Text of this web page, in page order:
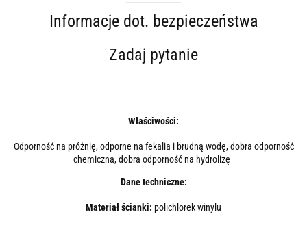
Informacje dot. bezpieczeństwa
Zadaj pytanie
Właściwości:
Odporność na próżnię, odporne na fekalia i brudną wodę, dobra odporność
chemiczna, dobra odporność na hydrolizę
Dane techniczne:
Materiał ścianki: polichlorek winylu